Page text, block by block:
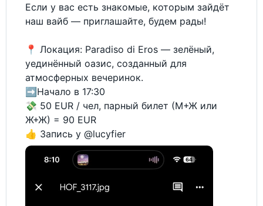
Если у вас есть знакомые, которым зайдёт
наш вайб — приглашайте, будем рады!
📍 Локация: Paradiso di Eros — зелёный,
уединённый оазис, созданный для
атмосферных вечеринок.
➡️Начало в 17:30
💸 50 EUR / чел, парный билет (М+Ж или
Ж+Ж) = 90 EUR
👍 Запись у @lucyfier